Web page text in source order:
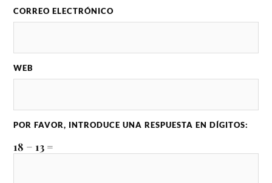
CORREO ELECTRÓNICO
WEB
POR FAVOR, INTRODUCE UNA RESPUESTA EN DÍGITOS:
18 − 13 =